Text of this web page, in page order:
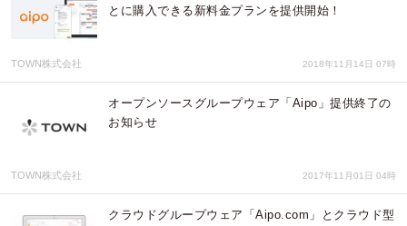
とに購入できる新料金プランを提供開始！
TOWN株式会社 2018年11月14日 07時
オープンソースグループウェア「Aipo」提供終了の
お知らせ
TOWN株式会社 2017年11月01日 04時
クラウドグループウェア「Aipo.com」とクラウド型